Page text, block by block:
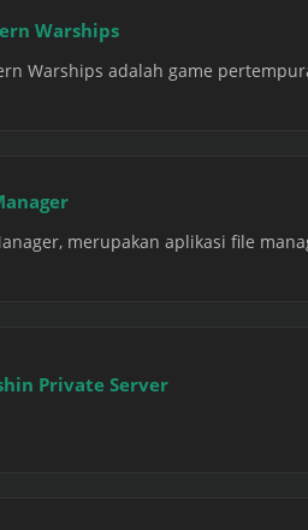
Warships
Warships adalah game
merupakan aplikasi file
Private Server